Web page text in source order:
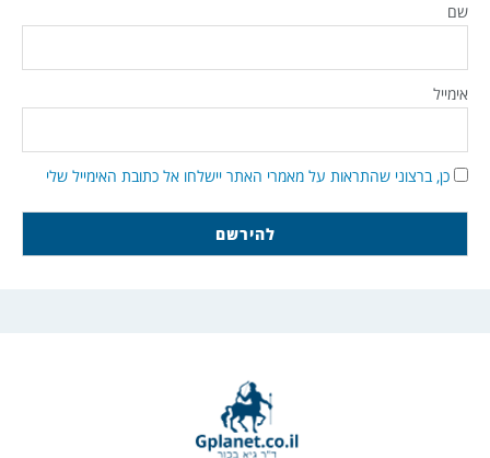
שם
אימייל
כן, ברצוני שהתראות על מאמרי האתר יישלחו אל כתובת האימייל שלי